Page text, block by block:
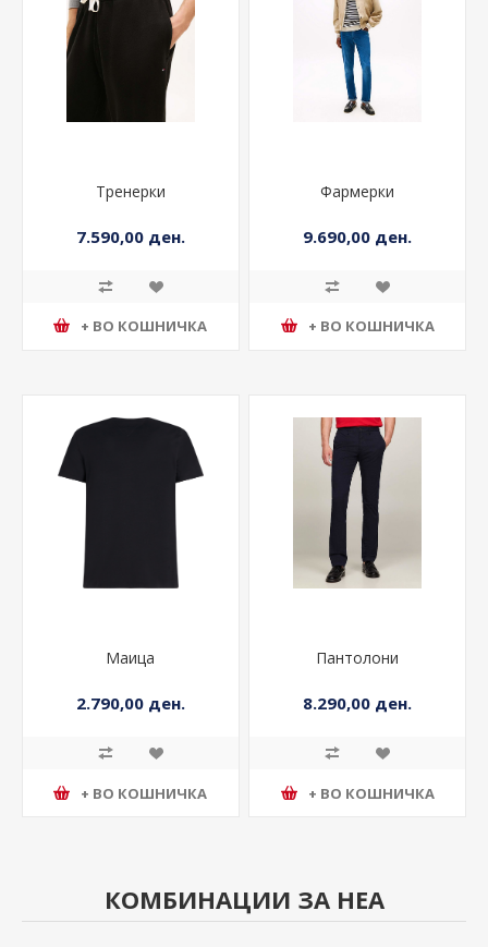
Тренерки
7.590,00 ден.
+ ВО КОШНИЧКА
Фармерки
9.690,00 ден.
+ ВО КОШНИЧКА
Маица
2.790,00 ден.
+ ВО КОШНИЧКА
Пантолони
8.290,00 ден.
+ ВО КОШНИЧКА
КОМБИНАЦИИ ЗА НЕА